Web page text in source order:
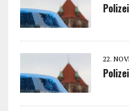
22.